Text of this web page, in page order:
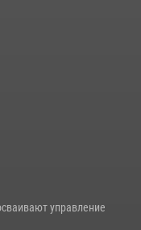
управление